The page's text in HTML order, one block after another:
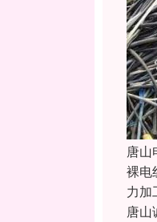
唐山
裸电
力加
唐山